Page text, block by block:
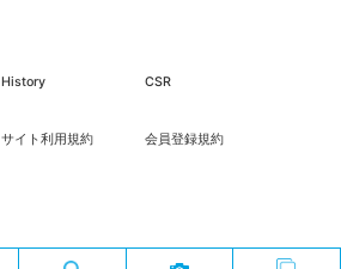
History CSR
サイト利用規約 会員登録規約